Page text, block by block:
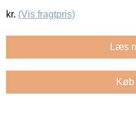
kr. (Vis fragtpris)
Læs
Køb